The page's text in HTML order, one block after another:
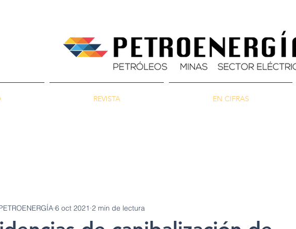
REVISTA EN CIFRAS
6 oct 2021 2 min de lectura